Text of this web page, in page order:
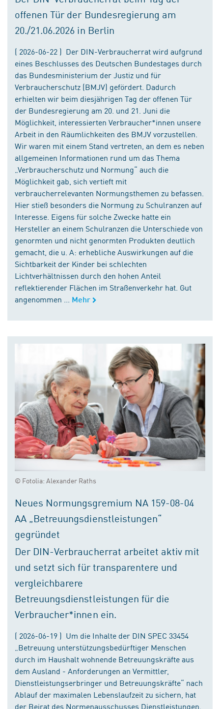
offenen Tür der Bundesregierung am
20./21.06.2026 in Berlin
( 2026-06-22 ) Der DIN-Verbraucherrat wird aufgrund
eines Beschlusses des Deutschen Bundestages durch
das Bundesministerium der Justiz und für
Verbraucherschutz (BMJV) gefördert. Dadurch
erhielten wir beim diesjährigen Tag der offenen Tür
der Bundesregierung am 20. und 21. Juni die
Möglichkeit, interessierten Verbraucher*innen unsere
Arbeit in den Räumlichkeiten des BMJV vorzustellen.
Wir waren mit einem Stand vertreten, an dem es neben
allgemeinen Informationen rund um das Thema
„Verbraucherschutz und Normung“ auch die
Möglichkeit gab, sich vertieft mit
verbraucherrelevanten Normungsthemen zu befassen.
Hier stieß besonders die Normung zu Schulranzen auf
Interesse. Eigens für solche Zwecke hatte ein
Hersteller an einem Schulranzen die Unterschiede von
genormten und nicht genormten Produkten deutlich
gemacht, die u. A: erhebliche Auswirkungen auf die
Sichtbarkeit der Kinder bei schlechten
Lichtverhältnissen durch den hohen Anteil
reflektierender Flächen im Straßenverkehr hat. Gut
angenommen ...
Mehr
© Fotolia: Alexander Raths
Neues Normungsgremium NA 159-08-04
AA „Betreuungsdienstleistungen“
gegründet
Der DIN-Verbraucherrat arbeitet aktiv mit
und setzt sich für transparentere und
vergleichbarere
Betreuungsdienstleistungen für die
Verbraucher*innen ein.
( 2026-06-19 ) Um die Inhalte der DIN SPEC 33454
„Betreuung unterstützungsbedürftiger Menschen
durch im Haushalt wohnende Betreuungskräfte aus
dem Ausland - Anforderungen an Vermittler,
Dienstleistungserbringer und Betreuungskräfte“ nach
Ablauf der maximalen Lebenslaufzeit zu sichern, hat
der Beirat des Normenausschusses Dienstleistungen,